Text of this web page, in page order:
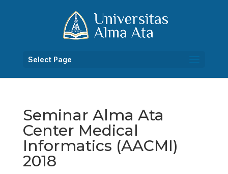
Select Page
Seminar Alma Ata
Center Medical
Informatics (AACMI)
2018